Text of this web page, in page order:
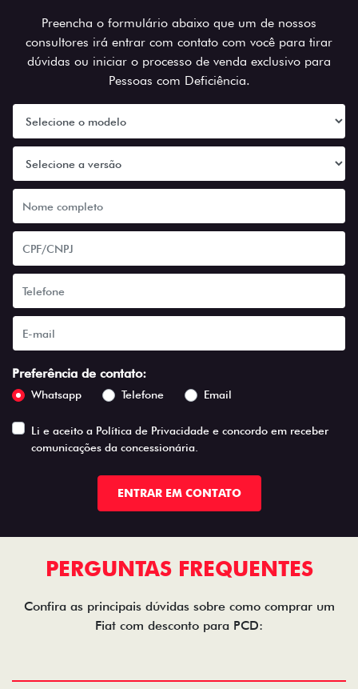
Preencha o formulário abaixo que um de nossos
consultores irá entrar com contato com você para tirar
dúvidas ou iniciar o processo de venda exclusivo para
Pessoas com Deficiência.
Preferência de contato:
Whatsapp Telefone Email
Li e aceito a Política de Privacidade e concordo em receber
comunicações da concessionária.
ENTRAR EM CONTATO
PERGUNTAS FREQUENTES
Confira as principais dúvidas sobre como comprar um
Fiat com desconto para PCD: